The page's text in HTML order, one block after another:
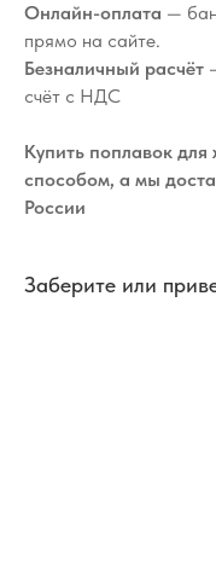
Онлайн-оплата —
прямо на сайте.
Безналичный расчёт
счёт с НДС
Купить поплавок
способом, а мы
России
Заберите или